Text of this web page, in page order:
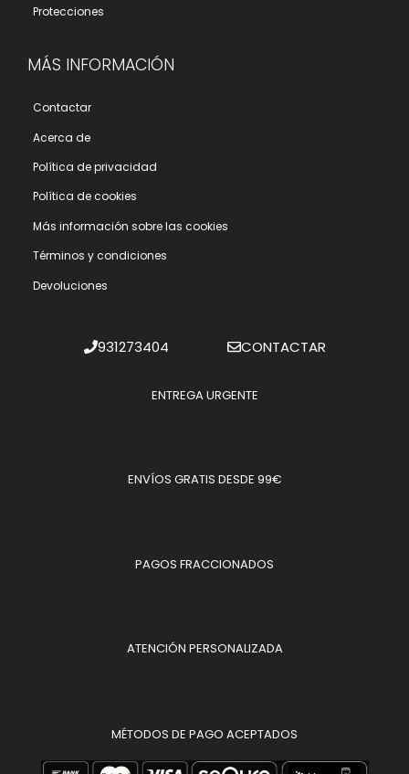
Protecciones
MÁS INFORMACIÓN
Contactar
Acerca de
Polí­tica de privacidad
Polí­tica de cookies
Más información sobre las cookies
Términos y condiciones
Devoluciones
931273404 CONTACTAR
ENTREGA URGENTE
ENVÍOS GRATIS DESDE 99€
PAGOS FRACCIONADOS
ATENCIÓN PERSONALIZADA
MÉTODOS DE PAGO ACEPTADOS